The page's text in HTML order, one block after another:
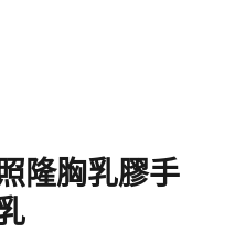
隆胸乳膠手